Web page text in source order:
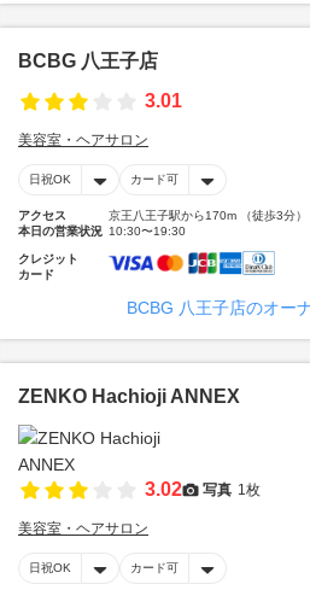
BCBG 八王子店
3.01
美容室・ヘアサロン
日祝OK カード可
アクセス
京王八王子駅から170m （徒歩3分）
本日の営業状況 10:30〜19:30
クレジット
カード
BCBG 八王子店のオー
ZENKO Hachioji ANNEX
3.02 写真 1枚
美容室・ヘアサロン
日祝OK カード可